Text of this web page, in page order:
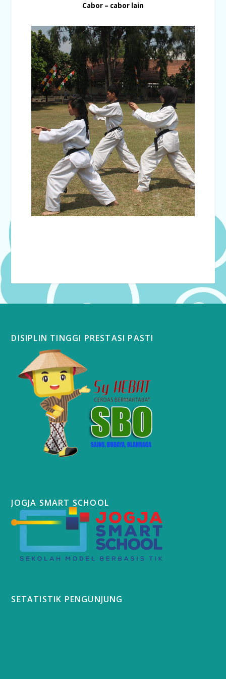
Cabor – cabor lain
DISIPLIN TINGGI PRESTASI PASTI
JOGJA SMART SCHOOL
SETATISTIK PENGUNJUNG